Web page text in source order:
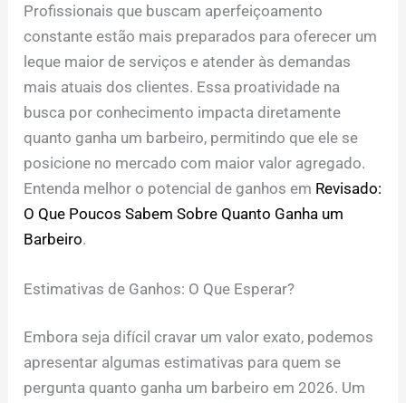
Profissionais que buscam aperfeiçoamento
constante estão mais preparados para oferecer um
leque maior de serviços e atender às demandas
mais atuais dos clientes. Essa proatividade na
busca por conhecimento impacta diretamente
quanto ganha um barbeiro, permitindo que ele se
posicione no mercado com maior valor agregado.
Entenda melhor o potencial de ganhos em Revisado:
O Que Poucos Sabem Sobre Quanto Ganha um
Barbeiro.
Estimativas de Ganhos: O Que Esperar?
Embora seja difícil cravar um valor exato, podemos
apresentar algumas estimativas para quem se
pergunta quanto ganha um barbeiro em 2026. Um